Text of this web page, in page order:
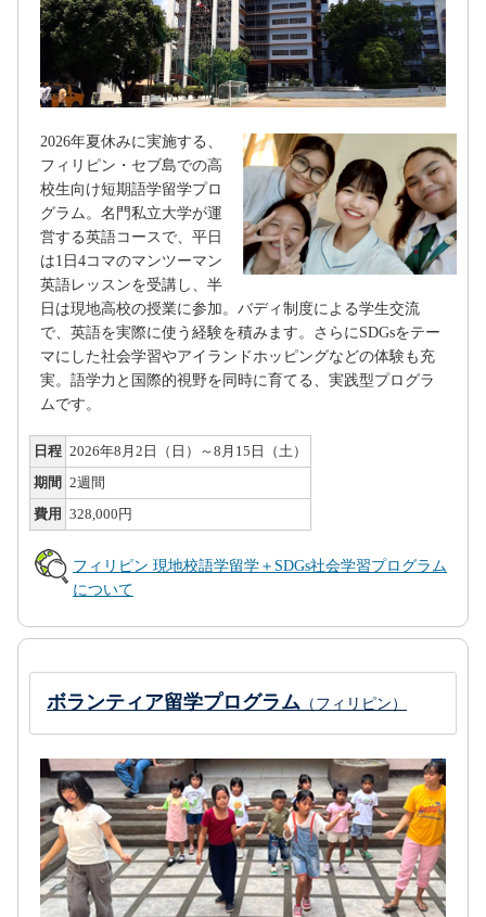
2026年夏休みに実施する、
フィリピン・セブ島での高
校生向け短期語学留学プロ
グラム。名門私立大学が運
営する英語コースで、平日
は1日4コマのマンツーマン
英語レッスンを受講し、半
日は現地高校の授業に参加。バディ制度による学生交流
で、英語を実際に使う経験を積みます。さらにSDGsをテー
マにした社会学習やアイランドホッピングなどの体験も充
実。語学力と国際的視野を同時に育てる、実践型プログラ
ムです。
日程 2026年8月2日（日）～8月15日（土）
期間 2週間
費用 328,000円
フィリピン 現地校語学留学＋SDGs社会学習プログラム
について
ボランティア留学プログラム （フィリピン）